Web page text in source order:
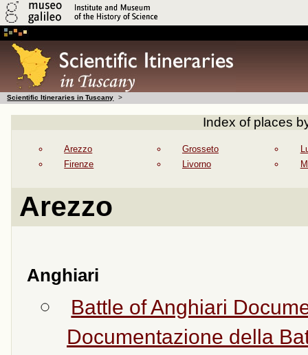
Scientific Itineraries in Tuscany >
Index of places
Arezzo
Firenze
Grosseto
Livorno
Arezzo
Anghiari
Battle of Anghiari
Documentazione della